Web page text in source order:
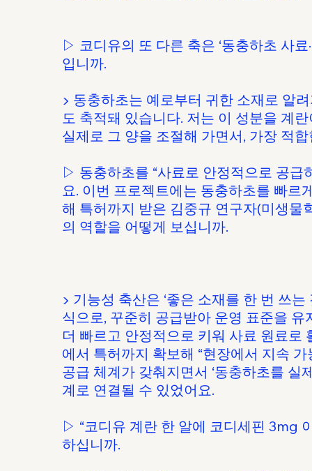
▷ 코디유의 또 다른 축은 ‘동충하초 사
입니까.
▶ 동충하초는 예로부터 귀한 소재로 알
도 축적돼 있습니다. 저는 이 성분을 계
실제로 그 양을 조절해 가면서, 가장 적
▷ 동충하초를 “사료로 안정적으로 공급
요. 이번 프로젝트에는 동충하초를 빠르
해 특허까지 받은 김중규 연구자(미생물
의 역할을 어떻게 보십니까.
▶ 기능성 축산은 ‘좋은 소재를 한 번 쓰
식으로, 꾸준히 공급받아 운영 표준을
더 빠르고 안정적으로 키워 사료 원료로
에서 특허까지 확보해 “현장에서 지속
공급 체계가 갖춰지면서 ‘동충하초를 실
계로 연결될 수 있었어요.
▷ “코디유 계란 한 알에 코디세핀 3mg
하십니까.